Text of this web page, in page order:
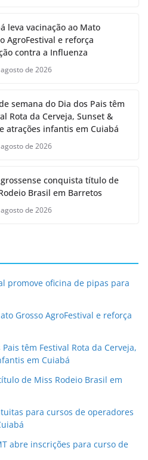
leva vacinação ao Mato
AgroFestival e reforça
contra a Influenza
de 2026
semana do Dia dos Pais têm
Rota da Cerveja, Sunset &
atrações infantis em Cuiabá
de 2026
conquista título de
Brasil em Barretos
de 2026
promove oficina de pipas para
Grosso AgroFestival e reforça
têm Festival Rota da Cerveja,
em Cuiabá
de Miss Rodeio Brasil em
para cursos de operadores
abre inscrições para curso de